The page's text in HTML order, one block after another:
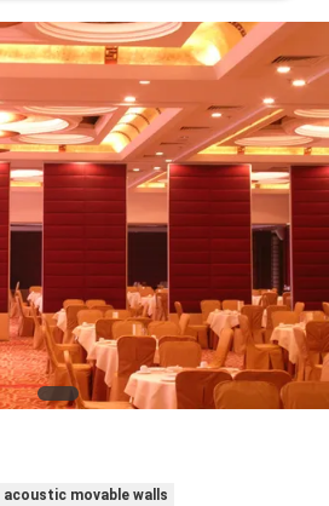
acoustic movable walls